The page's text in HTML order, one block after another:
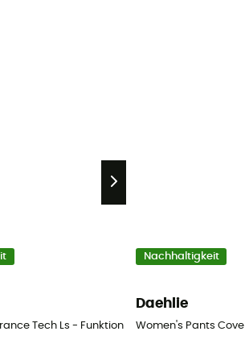
Tech Ls - Funktionsunterwäsche - Damen
Nachhaltigkeit
Daehlie
Women's Pants